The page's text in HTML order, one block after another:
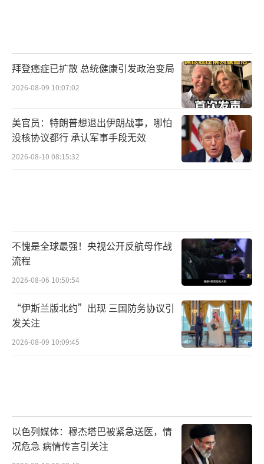
拜登癌症已扩散 总统健康引发政治变局
2026-08-09 10:07:02
美官员：特朗普想退出伊朗战事，哪怕
没核协议都行 承认军事手段无效
2026-08-10 08:15:32
不愧是全球最强！央视公开反航母作战
流程
2026-08-06 10:50:54
“伊斯兰版北约”出现 三国防务协议引
发关注
2026-08-09 10:09:45
以色列媒体：穆杰塔巴被紧急送医，情
况危急 病情传言引关注